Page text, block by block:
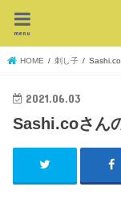
menu
HOME 刺し子
2021.06.03
Sashi.coさん